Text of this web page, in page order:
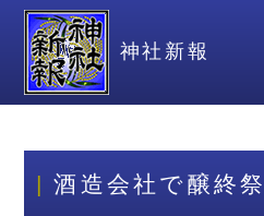
神社新報
酒造会社で醸終